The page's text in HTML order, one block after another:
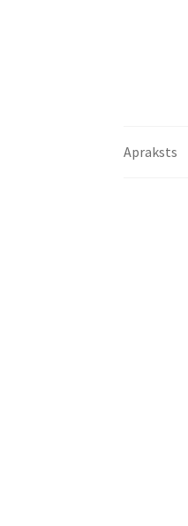
Apraksts